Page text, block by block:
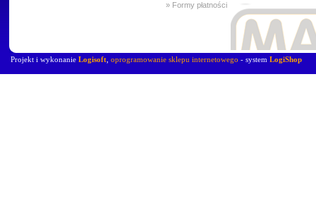
» Formy płatności
Projekt i wykonanie Logisoft oprogramowanie sklepu internetowego - system LogiShop